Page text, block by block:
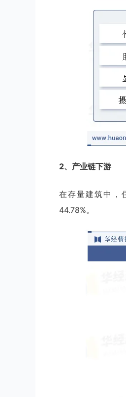
2、产业链下游
在存量建筑中，
44.78%。